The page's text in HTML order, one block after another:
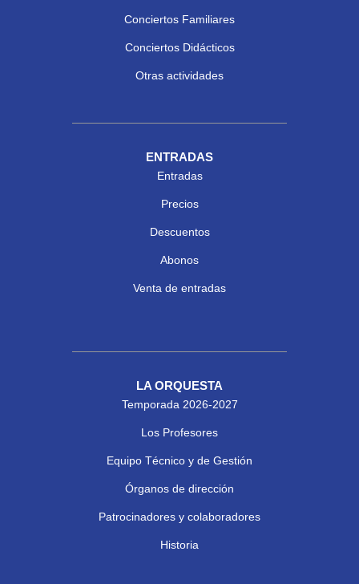
Conciertos Familiares
Conciertos Didácticos
Otras actividades
ENTRADAS
Entradas
Precios
Descuentos
Abonos
Venta de entradas
LA ORQUESTA
Temporada 2026-2027
Los Profesores
Equipo Técnico y de Gestión
Órganos de dirección
Patrocinadores y colaboradores
Historia